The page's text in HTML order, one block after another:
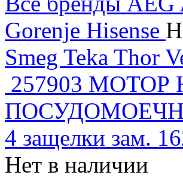
Gorenje Hisense
Smeg Teka Thor
257903
4 защелки зам.
Нет в наличии